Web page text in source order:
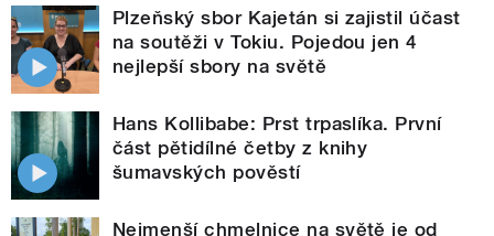
Plzeňský sbor Kajetán si zajistil účast
na soutěži v Tokiu. Pojedou jen 4
nejlepší sbory na světě
Hans Kollibabe: Prst trpaslíka. První
část pětidílné četby z knihy
šumavských pověstí
Nejmenší chmelnice na světě je od